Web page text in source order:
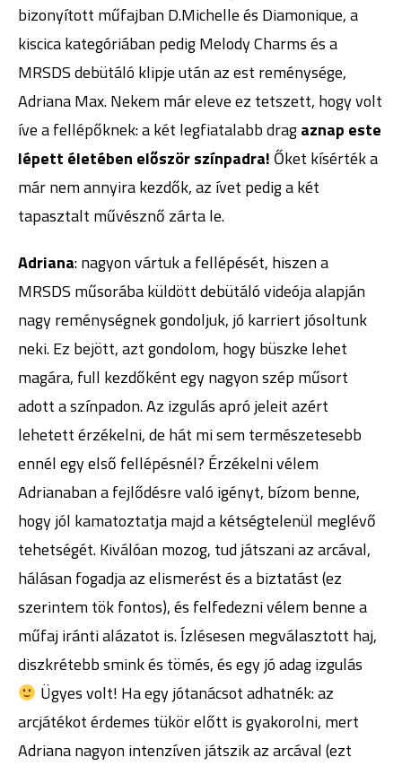
bizonyított műfajban D.Michelle és Diamonique, a
kiscica kategóriában pedig Melody Charms és a
MRSDS debütáló klipje után az est reménysége,
Adriana Max. Nekem már eleve ez tetszett, hogy volt
íve a fellépőknek: a két legfiatalabb dragaznap este
lépett életében először színpadra! Őket kísérték a
már nem annyira kezdők, az ívet pedig a két
tapasztalt művésznő zárta le.
Adriana: nagyon vártuk a fellépését, hiszen a
MRSDS műsorába küldött debütáló videója alapján
nagy reménységnek gondoljuk, jó karriert jósoltunk
neki. Ez bejött, azt gondolom, hogy büszke lehet
magára, full kezdőként egy nagyon szép műsort
adott a színpadon. Az izgulás apró jeleit azért
lehetett érzékelni, de hát mi sem természetesebb
ennél egy első fellépésnél? Érzékelni vélem
Adrianaban a fejlődésre való igényt, bízom benne,
hogy jól kamatoztatja majd a kétségtelenül meglévő
tehetségét. Kiválóan mozog, tud játszani az arcával,
hálásan fogadja az elismerést és a biztatást (ez
szerintem tök fontos), és felfedezni vélem benne a
műfaj iránti alázatot is. Ízlésesen megválasztott haj,
diszkrétebb smink és tömés, és egy jó adag izgulás
Ügyes volt! Ha egy jótanácsot adhatnék: az
arcjátékot érdemes tükör előtt is gyakorolni, mert
Adriana nagyon intenzíven játszik az arcával (ezt